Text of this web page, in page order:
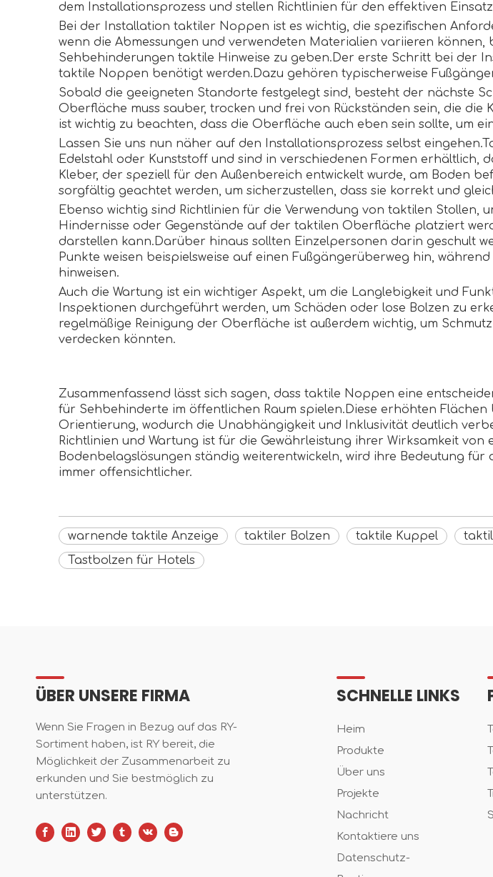
dem Installationsprozess und stellen Richtlinien für den effektiven
Bei der Installation taktiler Noppen ist es wichtig, die spezifischen
wenn die Abmessungen und verwendeten Materialien variieren
Sehbehinderungen taktile Hinweise zu geben.Der erste Schritt bei der
taktile Noppen benötigt werden.Dazu gehören typischerweise
Sobald die geeigneten Standorte festgelegt sind, besteht der nächste
Oberfläche muss sauber, trocken und frei von Rückständen sein, die
ist wichtig zu beachten, dass die Oberfläche auch eben sein sollte, um
Lassen Sie uns nun näher auf den Installationsprozess selbst
Edelstahl oder Kunststoff und sind in verschiedenen Formen erhältlich,
Kleber, der speziell für den Außenbereich entwickelt wurde, am Boden
sorgfältig geachtet werden, um sicherzustellen, dass sie korrekt und
Ebenso wichtig sind Richtlinien für die Verwendung von taktilen Stollen,
Hindernisse oder Gegenstände auf der taktilen Oberfläche platziert
darstellen kann.Darüber hinaus sollten Einzelpersonen darin geschult
Punkte weisen beispielsweise auf einen Fußgängerüberweg hin,
hinweisen.
Auch die Wartung ist ein wichtiger Aspekt, um die Langlebigkeit und
Inspektionen durchgeführt werden, um Schäden oder lose Bolzen zu
regelmäßige Reinigung der Oberfläche ist außerdem wichtig, um
verdecken könnten.
Zusammenfassend lässt sich sagen, dass taktile Noppen eine
für Sehbehinderte im öffentlichen Raum spielen.Diese erhöhten
Orientierung, wodurch die Unabhängigkeit und Inklusivität deutlich
Richtlinien und Wartung ist für die Gewährleistung ihrer Wirksamkeit
Bodenbelagslösungen ständig weiterentwickeln, wird ihre Bedeutung
immer offensichtlicher.
warnende taktile Anzeige taktiler Bolzen taktile Kuppel
Tastbolzen für Hotels
ÜBER UNSERE FIRMA
Wenn Sie Fragen in Bezug auf das RY-
Sortiment haben, ist RY bereit, die
Möglichkeit der Zusammenarbeit zu
erkunden und Sie bestmöglich zu
unterstützen.
SCHNELLE LINKS
Heim
Produkte
Über uns
Projekte
Nachricht
Kontaktiere uns
Datenschutz-